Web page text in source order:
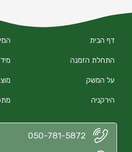
דף הבית
התחלת הזמנה
על המשק
הירקניה
050-781-5872